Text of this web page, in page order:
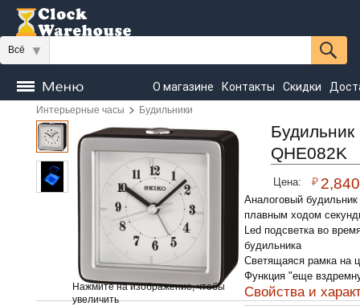
Всё
О магазине Контакты Скидки
Часы
напольные Настенные
Seiko
Интерьерные часы > Будильники
Нажмите на изображение, чтобы
увеличить
Будильник
QHE082K
Цена: ₽ 2,840
Аналоговый
плавным ходом
Led подсветка во
будильника
Светящаяся рамка на
Функция "еще
Свойства и